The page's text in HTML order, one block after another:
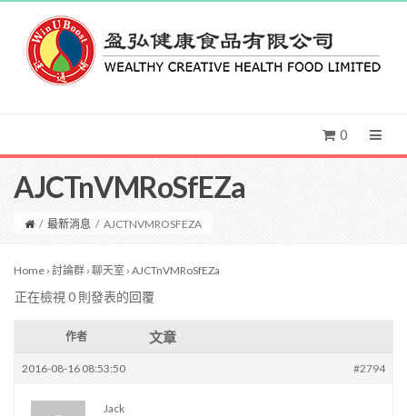
0
AJCTnVMRoSfEZa
/ 最新消息 / AJCTNVMROSFEZA
Home › 討論群 › 聊天室 › AJCTnVMRoSfEZa
正在檢視 0 則發表的回覆
作者 文章
2016-08-16 08:53:50 #2794
Jack